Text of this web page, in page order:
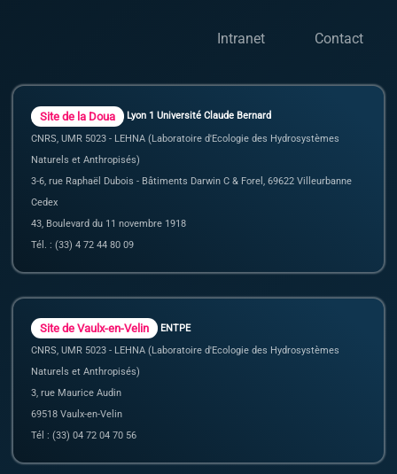
Intranet Contact
Site de la Doua
Lyon 1 Université Claude Bernard
CNRS, UMR 5023 - LEHNA (Laboratoire d'Ecologie des Hydrosystèmes
Naturels et Anthropisés)
3-6, rue Raphaël Dubois - Bâtiments Darwin C & Forel, 69622 Villeurbanne
Cedex
43, Boulevard du 11 novembre 1918
Tél. : (33) 4 72 44 80 09
Site de Vaulx-en-Velin
ENTPE
CNRS, UMR 5023 - LEHNA (Laboratoire d'Ecologie des Hydrosystèmes
Naturels et Anthropisés)
3, rue Maurice Audin
69518 Vaulx-en-Velin
Tél : (33) 04 72 04 70 56